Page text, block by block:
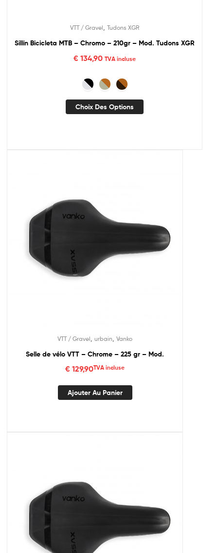
VTT / Gravel Tudons XGR
Sillín Bicicleta MTB – Chromo – 210gr – Mod. Tudons XGR
€ 134,90 TVA incluse
Choix Des Options
VTT / Gravel urbain Vanko
Selle de vélo VTT – Chrome – 225 gr – Mod.
€ 129,90TVA incluse
Ajouter Au Panier